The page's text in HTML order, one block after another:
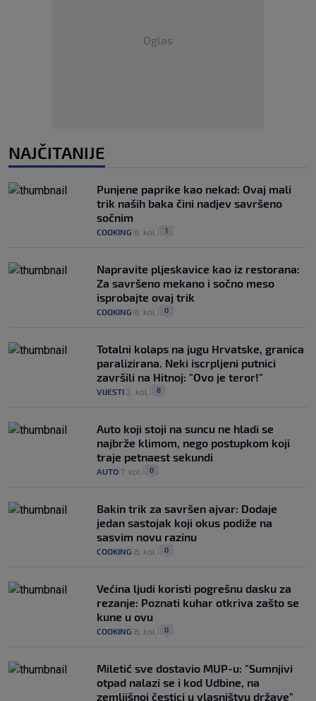
Oglas
NAJČITANIJE
Punjene paprike kao nekad: Ovaj mali
trik naših baka čini nadjev savršeno
sočnim
COOKING 8. kol. 1
Napravite pljeskavice kao iz restorana:
Za savršeno mekano i sočno meso
isprobajte ovaj trik
COOKING 8. kol. 0
Totalni kolaps na jugu Hrvatske, granica
paralizirana. Neki iscrpljeni putnici
završili na Hitnoj: "Ovo je teror!"
VIJESTI 2. kol. 8
Auto koji stoji na suncu ne hladi se
najbrže klimom, nego postupkom koji
traje petnaest sekundi
AUTO 7. kol. 0
Bakin trik za savršen ajvar: Dodaje
jedan sastojak koji okus podiže na
sasvim novu razinu
COOKING 8. kol. 0
Većina ljudi koristi pogrešnu dasku za
rezanje: Poznati kuhar otkriva zašto se
kune u ovu
COOKING 8. kol. 0
Miletić sve dostavio MUP-u: "Sumnjivi
otpad nalazi se i kod Udbine, na
zemljišnoj čestici u vlasništvu države"